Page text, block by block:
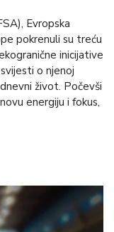
Evropska
pokrenuli su treću
inicijative
o njenoj
život. Počevši
energiju i fokus,